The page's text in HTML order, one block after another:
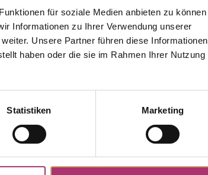
für soziale Medien anbieten zu können
Informationen zu Ihrer Verwendung unserer
Unsere Partner führen diese Informationen
haben oder die sie im Rahmen Ihrer Nutzung
Statistiken Marketing
Ringweite
-
Steinart